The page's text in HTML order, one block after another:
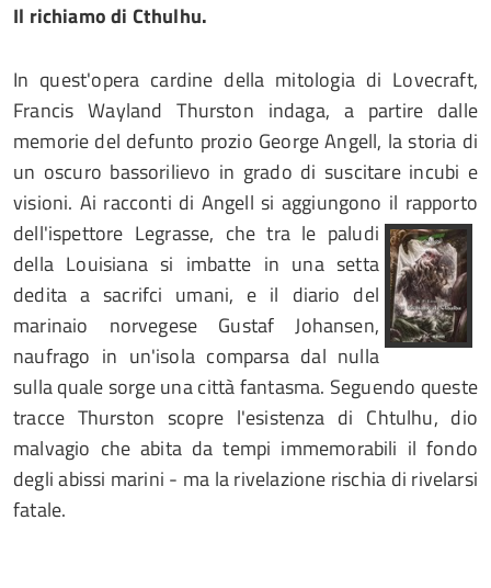
Il richiamo di Cthulhu.
In quest'opera cardine della mitologia di Lovecraft,
Francis Wayland Thurston indaga, a partire dalle
memorie del defunto prozio George Angell, la storia di
un oscuro bassorilievo in grado di suscitare incubi e
visioni. Ai racconti di Angell si aggiungono il rapporto
dell'ispettore Legrasse, che tra le paludi
della Louisiana si imbatte in una setta
dedita a sacrifci umani, e il diario del
marinaio norvegese Gustaf Johansen,
naufrago in un'isola comparsa dal nulla
sulla quale sorge una città fantasma. Seguendo queste
tracce Thurston scopre l'esistenza di Chtulhu, dio
malvagio che abita da tempi immemorabili il fondo
degli abissi marini - ma la rivelazione rischia di rivelarsi
fatale.